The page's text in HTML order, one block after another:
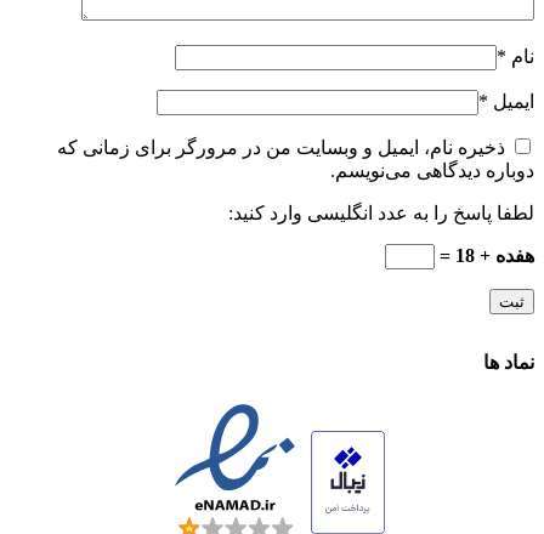
نام *
ایمیل *
ذخیره نام، ایمیل و وبسایت من در مرورگر برای زمانی که
دوباره دیدگاهی می‌نویسم.
لطفا پاسخ را به عدد انگلیسی وارد کنید:
هفده + 18 =
نماد ها